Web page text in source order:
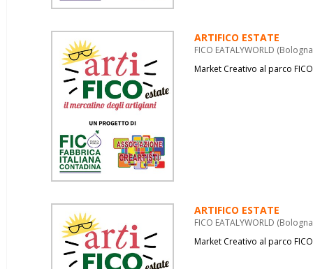
ARTIFICO ESTATE
FICO EATALYWORLD
Market Creativo al parco FICO
ARTIFICO ESTATE
FICO EATALYWORLD
Market Creativo al parco FICO